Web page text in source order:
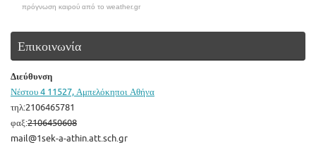
πρόγνωση καιρού από το weather.gr
Επικοινωνία
Διεύθυνση
Νέστου 4 11527, Αμπελόκηποι Αθήνα
τηλ:2106465781
φαξ:2106450608
mail@1sek-a-athin.att.sch.gr